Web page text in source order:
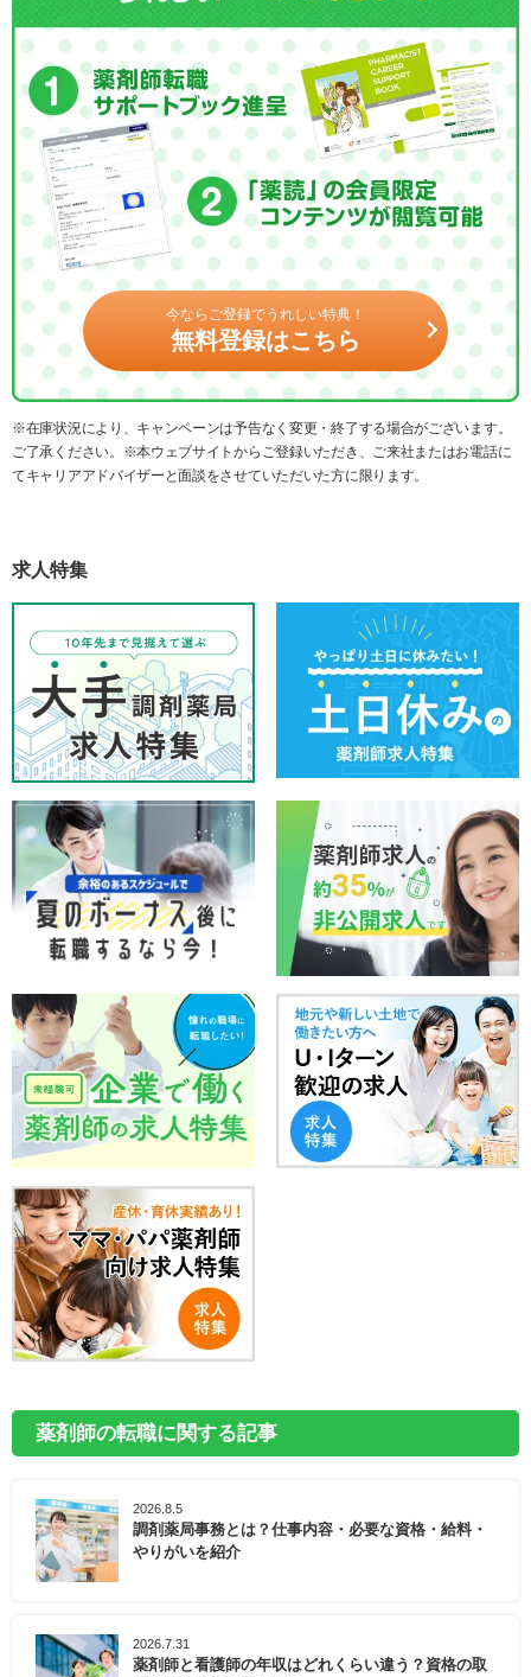
今ならご登録でうれしい特典！
無料登録はこちら
※在庫状況により、キャンペーンは予告なく変更・終了する場合がございます。
ご了承ください。※本ウェブサイトからご登録いただき、ご来社またはお電話に
てキャリアアドバイザーと面談をさせていただいた方に限ります。
求人特集
薬剤師の転職に関する記事
2026.8.5
調剤薬局事務とは？仕事内容・必要な資格・給料・
やりがいを紹介
2026.7.31
薬剤師と看護師の年収はどれくらい違う？資格の取